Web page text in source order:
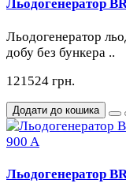
Льодогенератор
Льодогенератор
добу без бункера ..
121524 грн.
Додати до кошика
Льодогенератор